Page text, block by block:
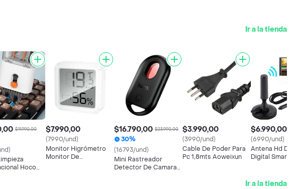
Ir a la tienda
$11.990,00
Hoco
$7.990,00
(7990/und)
Monitor Higrómetro
Monitor De
$16.790,00 $23.990,00
30%
(16793/und)
Mini Rastreador
Detector De Camara
$3.990,00
(3990/und)
Cable De Poder Para
Pc 1,8mts Aoweixun
$6.990,00
(6990/und)
Antena Hd De
Digital Smart
Ir a la tienda